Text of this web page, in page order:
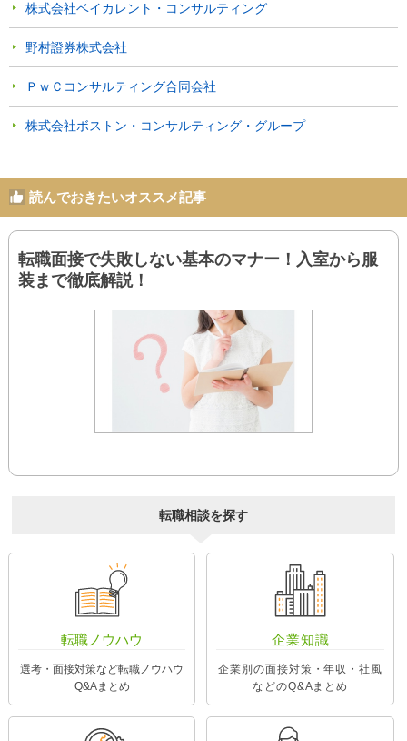
株式会社ベイカレント・コンサルティング
野村證券株式会社
ＰｗＣコンサルティング合同会社
株式会社ボストン・コンサルティング・グループ
読んでおきたいオススメ記事
転職面接で失敗しない基本のマナー！入室から服
装まで徹底解説！
転職相談を探す
転職ノウハウ
選考・面接対策など転職ノウハウ
Q&Aまとめ
企業知識
企業別の面接対策・年収・社風
などのQ&Aまとめ